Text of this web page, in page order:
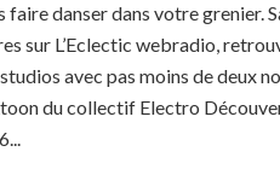
faire danser dans votre grenier.
sur L’Eclectic webradio,
avec pas moins de deux
du collectif Electro